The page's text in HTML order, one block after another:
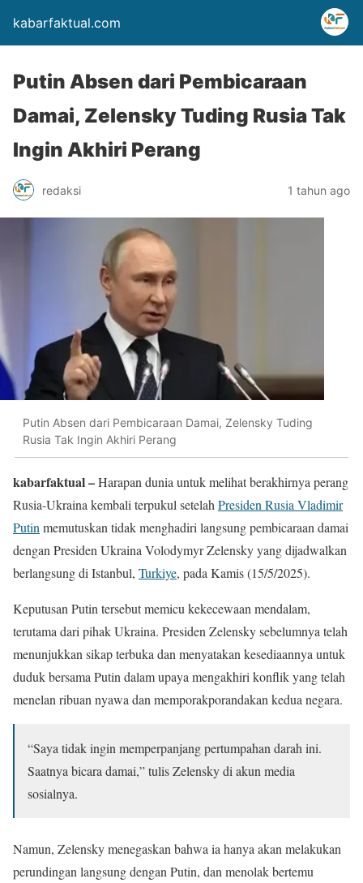
kabarfaktual.com
Putin Absen dari Pembicaraan
Damai, Zelensky Tuding Rusia Tak
Ingin Akhiri Perang
redaksi 1 tahun ago
Putin Absen dari Pembicaraan Damai, Zelensky Tuding
Rusia Tak Ingin Akhiri Perang
kabarfaktual –Harapan dunia untuk melihat berakhirnya perang
Rusia-Ukraina kembali terpukul setelah Presiden Rusia Vladimir
Putin memutuskan tidak menghadiri langsung pembicaraan damai
dengan Presiden Ukraina Volodymyr Zelensky yang dijadwalkan
berlangsung di Istanbul, Turkiye, pada Kamis (15/5/2025).
Keputusan Putin tersebut memicu kekecewaan mendalam,
terutama dari pihak Ukraina. Presiden Zelensky sebelumnya telah
menunjukkan sikap terbuka dan menyatakan kesediaannya untuk
duduk bersama Putin dalam upaya mengakhiri konflik yang telah
menelan ribuan nyawa dan memporakporandakan kedua negara.
“Saya tidak ingin memperpanjang pertumpahan darah ini.
Saatnya bicara damai,” tulis Zelensky di akun media
sosialnya.
Namun, Zelensky menegaskan bahwa ia hanya akan melakukan
perundingan langsung dengan Putin, dan menolak bertemu